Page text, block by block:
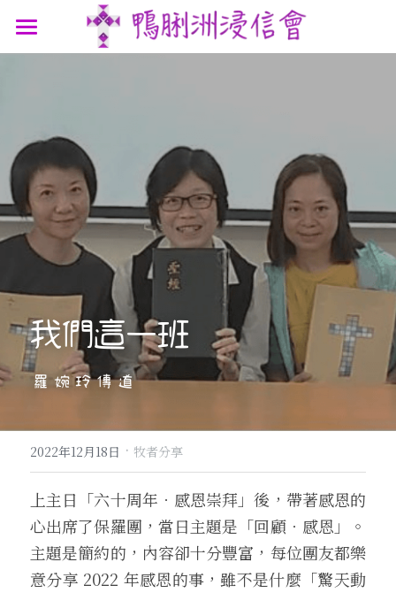
最新消息
我們的故事
我們的認信
我們的團隊
鴨浸主題曲
鴨浸明信片
參與我們
聚會時間
講道信息
文章分享
網上連結
屬靈資源
支持機構
聯絡我們
我們這一班
羅婉玲傳道
2022年12月18日 · 牧者分享
上主日「六十周年．感恩崇拜」後，帶著感恩的
心出席了保羅團，當日主題是「回顧．感恩」。
主題是簡約的，內容卻十分豐富，每位團友都樂
意分享 2022 年感恩的事，雖不是什麼「驚天動